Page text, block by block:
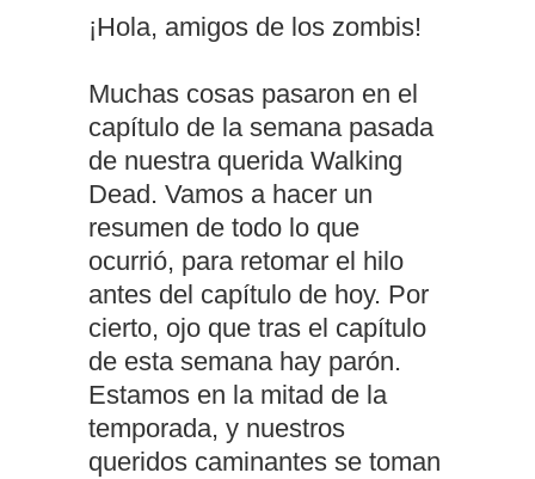
¡Hola, amigos de los zombis!
Muchas cosas pasaron en el
capítulo de la semana pasada
de nuestra querida Walking
Dead. Vamos a hacer un
resumen de todo lo que
ocurrió, para retomar el hilo
antes del capítulo de hoy. Por
cierto, ojo que tras el capítulo
de esta semana hay parón.
Estamos en la mitad de la
temporada, y nuestros
queridos caminantes se toman